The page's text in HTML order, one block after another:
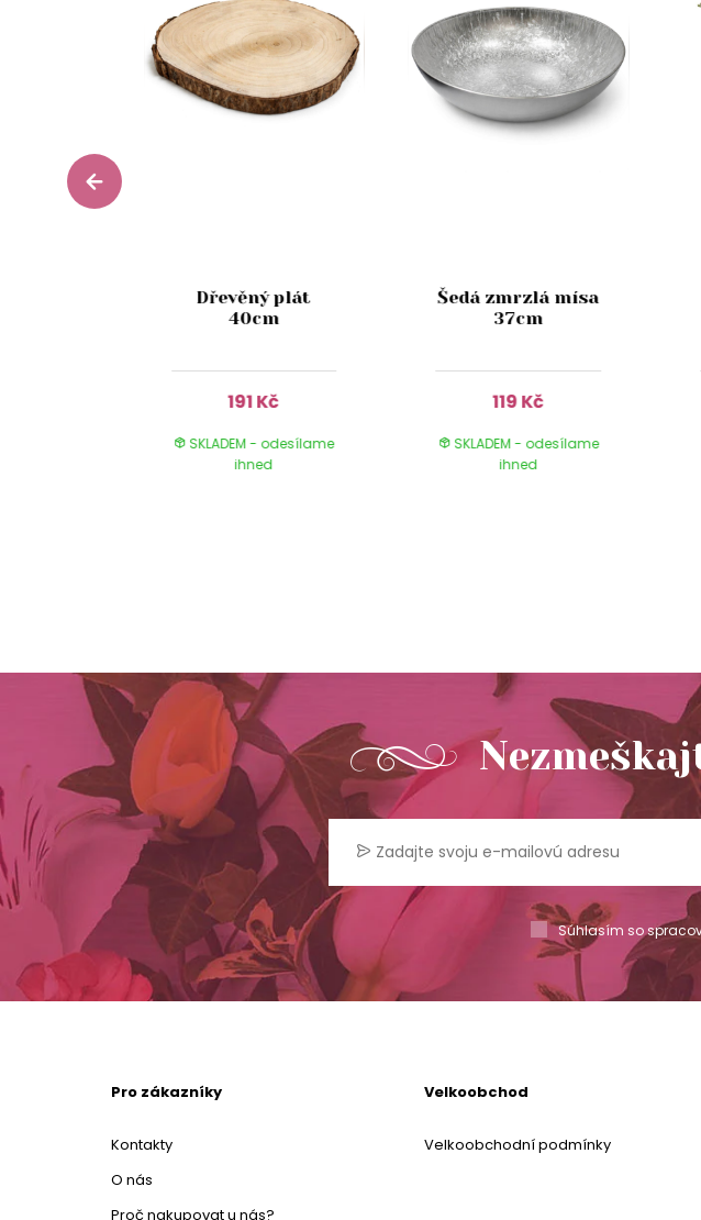
Dřevěný plát
40cm
191 Kč
SKLADEM - odesílame
ihned
Šedá zmrzlá mísa
37cm
119 Kč
SKLADEM - odesílame
ihned
Súhlasím so
Pro zákazníky
Kontakty
O nás
Proč nakupovat u nás?
Velkoobchod
Velkoobchodní podmínky